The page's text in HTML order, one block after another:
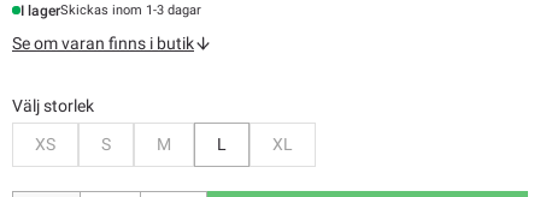
I lagerSkickas inom 1-3 dagar
Se om varan finns i butik
Välj storlek
XS
S M L XL